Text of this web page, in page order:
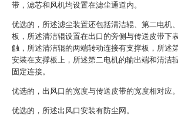
带，滤芯和风机均设置在滤尘通道内。
优选的，所述滤尘装置还包括清洁辊、第二电机
板，所述清洁辊设置在出口的旁侧与传送皮带下
触，所述清洁辊的两端转动连接有支撑板，所述
安装在支撑板上，所述第二电机的输出端和清洁
固定连接。
优选的，出风口的宽度与传送皮带的宽度相对应。
优选的，所述出风口安装有防尘网。